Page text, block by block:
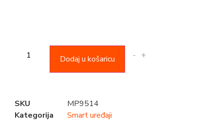
- +
Dodaj u košaricu
SKU
MP9514
Kategorija
Smart uređaji